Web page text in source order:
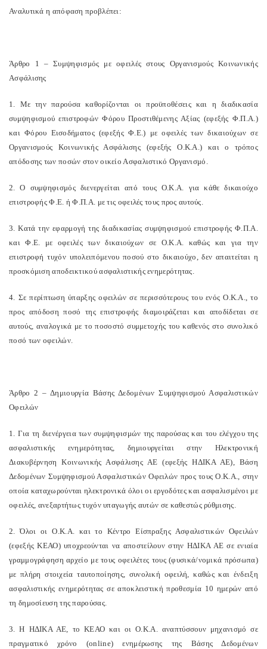
Αναλυτικά η απόφαση προβλέπει:
Άρθρο 1 – Συμψηφισμός με οφειλές στους Οργανισμούς Κοινωνικής
Ασφάλισης
1. Με την παρούσα καθορίζονται οι προϋποθέσεις και η διαδικασία
συμψηφισμού επιστροφών Φόρου Προστιθέμενης Αξίας (εφεξής Φ.Π.Α.)
και Φόρου Εισοδήματος (εφεξής Φ.Ε.) με οφειλές των δικαιούχων σε
Οργανισμούς Κοινωνικής Ασφάλισης (εφεξής Ο.Κ.Α.) και ο τρόπος
απόδοσης των ποσών στον οικείο Ασφαλιστικό Οργανισμό.
2. Ο συμψηφισμός διενεργείται από τους Ο.Κ.Α. για κάθε δικαιούχο
επιστροφής Φ.Ε. ή Φ.Π.Α. με τις οφειλές τους προς αυτούς.
3. Κατά την εφαρμογή της διαδικασίας συμψηφισμού επιστροφής Φ.Π.Α.
και Φ.Ε. με οφειλές των δικαιούχων σε Ο.Κ.Α. καθώς και για την
επιστροφή τυχόν υπολειπόμενου ποσού στο δικαιούχο, δεν απαιτείται η
προσκόμιση αποδεικτικού ασφαλιστικής ενημερότητας.
4. Σε περίπτωση ύπαρξης οφειλών σε περισσότερους του ενός Ο.Κ.Α., το
προς απόδοση ποσό της επιστροφής διαμοιράζεται και αποδίδεται σε
αυτούς, αναλογικά με το ποσοστό συμμετοχής του καθενός στο συνολικό
ποσό των οφειλών.
Άρθρο 2 – Δημιουργία Βάσης Δεδομένων Συμψηφισμού Ασφαλιστικών
Οφειλών
1. Για τη διενέργεια των συμψηφισμών της παρούσας και του ελέγχου της
ασφαλιστικής ενημερότητας, δημιουργείται στην Ηλεκτρονική
Διακυβέρνηση Κοινωνικής Ασφάλισης ΑΕ (εφεξής ΗΔΙΚΑ ΑΕ), Βάση
Δεδομένων Συμψηφισμού Ασφαλιστικών Οφειλών προς τους Ο.Κ.Α., στην
οποία καταχωρούνται ηλεκτρονικά όλοι οι εργοδότες και ασφαλισμένοι με
οφειλές, ανεξαρτήτως τυχόν υπαγωγής αυτών σε καθεστώς ρύθμισης.
2. Όλοι οι Ο.Κ.Α. και το Κέντρο Είσπραξης Ασφαλιστικών Οφειλών
(εφεξής ΚΕΑΟ) υποχρεούνται να αποστείλουν στην ΗΔΙΚΑ ΑΕ σε ενιαία
γραμμογράφηση αρχείο με τους οφειλέτες τους (φυσικά/νομικά πρόσωπα)
με πλήρη στοιχεία ταυτοποίησης, συνολική οφειλή, καθώς και ένδειξη
ασφαλιστικής ενημερότητας σε αποκλειστική προθεσμία 10 ημερών από
τη δημοσίευση της παρούσας.
3. Η ΗΔΙΚΑ ΑΕ, το ΚΕΑΟ και οι Ο.Κ.Α. αναπτύσσουν μηχανισμό σε
πραγματικό χρόνο (online) ενημέρωσης της Βάσης Δεδομένων